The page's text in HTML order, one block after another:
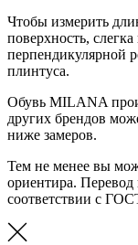
Чтобы измерить
поверхность,
перпендикулярной
плинтуса.
Обувь MILANA
других брендов
ниже замеров.
Тем не менее вы
ориентира. Перевод
соответствии с